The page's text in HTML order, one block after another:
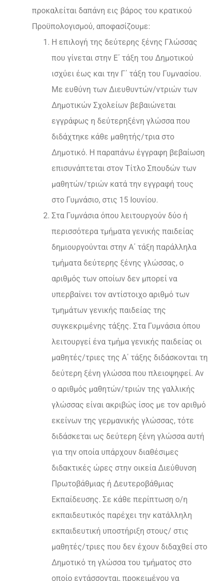
προκαλείται δαπάνη εις βάρος του κρατικού
Προϋπολογισμού, αποφασίζουμε:
Η επιλογή της δεύτερης ξένης Γλώσσας
που γίνεται στην Ε΄ τάξη του Δημοτικού
ισχύει έως και την Γ΄ τάξη του Γυμνασίου.
Με ευθύνη των Διευθυντών/ντριών των
Δημοτικών Σχολείων βεβαιώνεται
εγγράφως η δεύτερηξένη γλώσσα που
διδάχτηκε κάθε μαθητής/τρια στο
Δημοτικό. Η παραπάνω έγγραφη βεβαίωση
επισυνάπτεται στον Τίτλο Σπουδών των
μαθητών/τριών κατά την εγγραφή τους
στο Γυμνάσιο, στις 15 Ιουνίου.
Στα Γυμνάσια όπου λειτουργούν δύο ή
περισσότερα τμήματα γενικής παιδείας
δημιουργούνται στην Α΄ τάξη παράλληλα
τμήματα δεύτερης ξένης γλώσσας, ο
αριθμός των οποίων δεν μπορεί να
υπερβαίνει τον αντίστοιχο αριθμό των
τμημάτων γενικής παιδείας της
συγκεκριμένης τάξης. Στα Γυμνάσια όπου
λειτουργεί ένα τμήμα γενικής παιδείας οι
μαθητές/τριες της Α΄ τάξης διδάσκονται τη
δεύτερη ξένη γλώσσα που πλειοψηφεί. Αν
ο αριθμός μαθητών/τριών της γαλλικής
γλώσσας είναι ακριβώς ίσος με τον αριθμό
εκείνων της γερμανικής γλώσσας, τότε
διδάσκεται ως δεύτερη ξένη γλώσσα αυτή
για την οποία υπάρχουν διαθέσιμες
διδακτικές ώρες στην οικεία Διεύθυνση
Πρωτοβάθμιας ή Δευτεροβάθμιας
Εκπαίδευσης. Σε κάθε περίπτωση ο/η
εκπαιδευτικός παρέχει την κατάλληλη
εκπαιδευτική υποστήριξη στους/ στις
μαθητές/τριες που δεν έχουν διδαχθεί στο
Δημοτικό τη γλώσσα του τμήματος στο
οποίο εντάσσονται, προκειμένου να